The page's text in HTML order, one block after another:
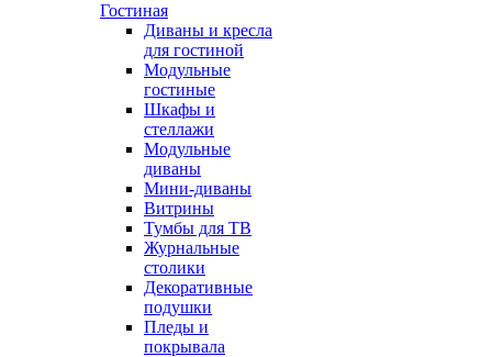
Гостиная
Диваны и кресла
для гостиной
Модульные
гостиные
Шкафы и
стеллажи
Модульные
диваны
Мини-диваны
Витрины
Тумбы для ТВ
Журнальные
столики
Декоративные
подушки
Пледы и
покрывала